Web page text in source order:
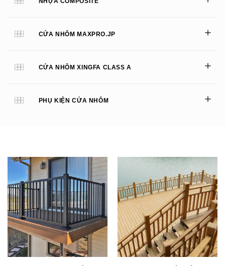
CỬA NHÔM MAXPRO.JP
CỬA NHÔM XINGFA CLASS A
PHỤ KIỆN CỬA NHÔM